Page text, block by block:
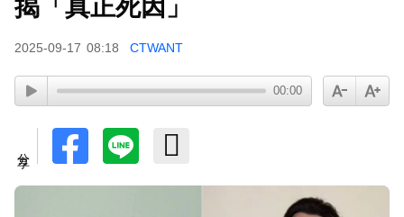
屍河中驚見「20公斤重物」
女星告別9年演藝圈！轉行當計程車司機 曝收入：
比演員賺更多
下載東森App，隨時掌握天下大小事！
Ozone林佳辰大跳女團舞變「佳美」 舞台獻香吻
揭「真正死因」
2025-09-17 08:18 CTWANT
00:00